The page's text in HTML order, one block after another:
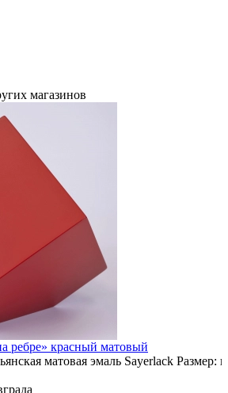
магазинов
ребре» красный матовый
матовая эмаль Sayerlack